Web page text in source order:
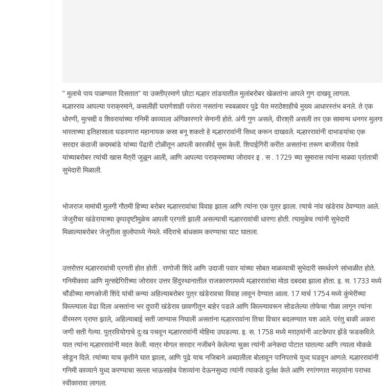
” मुलाचे पाय पाळण्यात दिसतात” या उक्तीप्रमाणे छोटा मल्हार तांडयातील मुलांबरोबर खेळतांना आपले गुण दाखवू लागला.
मल्हारराव आपल्या पराक्रमाने, कसलीही घराणेशाही परंपरा नसतांना स्वबळावर पुढे येत मराठेशाहीचे मुख्य आधारस्तंभ बनले. ते एक
धोरणी, मुत्सद्दी व शिवरायांच्या गनिमी काव्याला अंगिकारणारे सेनानी होते. अंगी गुण असले, वीरश्री असली तर एक सामान्य धनगर मुलगा
भारताच्या इतिहासाला घडवणारा महानायक कसा बनू शकतो हे मल्हाररावांनी सिध्द करून दाखवले. मल्हाररावांनी दाभाडयांचा एक
सरदार कंठाजी कदमबांडे यांच्या पेंढारी टोळीतून आपली कारकीर्द सुरू केली. शिपाईगिरी करीत असतांना तरूण बाजीराव पेशवे
यांच्याबरोबर त्यांची खास मैत्री जुळून आली, आणि आपल्या पराक्रमाच्या जोरावर इ . स . 1729 च्या सुमारास त्यांना माळवा प्रांताची
सुभेदारी मिळाली.
भोजराज मामांची मुलगी गौतमी हिच्या बरोबर मल्हाररावांचा विवाह झाला आणि त्यांना एक पुत्र झाला. त्याचे नांव खंडेराव ठेवण्यात आले.
जेजुरीचा खंडेरायाच्या कृपादृष्टीमुळेच आपली प्रगती झाली असल्याची मल्हाररावांची धारणा होती. त्यामुळेच त्यांनी सुभेदारी
मिळाल्याबरोबर जेजुरीला कुलोपाध्ये नेमले. मंदिराचे बांधकाम करण्याचा घाट घातला.
उत्तरोत्तर मल्हाररावांची प्रगती होत होती . राणोजी शिंदे आणि उदाजी पवार यांच्या सोबत माळव्याची सुभेदारी समर्थपणे सांभाळीत होते.
गनिमीकावा आणि मुत्सद्देगिरीच्या जोरावर उत्तर हिंदुस्थानातील राजकारणामध्ये मल्हाररावांचा मोठा दबदबा झाला होता. इ. स. 1733 मध्ये
चौंडीच्या माणकोजी शिंदे यांची कन्या अहिल्याबरोबर पुत्र खंडेरावचा विवाह लावून देण्यात आला. 17 मार्च 1754 मध्ये कुंभेरीच्या
किल्ल्याला वेढा दिला असतांना भर दुपारी खंडेराव छावणीतून बाहेर पडले आणि किल्ल्यावरून सोडलेल्या तोफेचा गोळा लागून त्यांना
वीरमरण प्राप्त झाले, अहिल्याबाई सती जाण्यास निघाली असतांना मल्हाररावांना तिचा विचार बदलण्यात यश आले. परंतु बाकी अकरा
जणी सती गेल्या. पुत्रवियोगाचे दुःख पचवून मल्हाररावांनी मोहिमा उघडल्या. इ. स. 1758 मध्ये मराठ्यांनी अटकेपार झेंडे फडकविले.
यात त्यांना मल्हाररावांनी मदत केली. मात्र मोगल सरदार नजीबने केलेल्या चुका त्यांनी अनेकदा पोटात घातल्या आणि त्याला मोकळे
सोडून दिले. त्यांच्या याच कृतीने घात झाला, आणि पुढे याच नजिबाने अब्दालीला बोलावून पानिपतचे युध्द घडवून आणले. मल्हाररावांनी
गनिमी काव्याने युध्द करण्याचा सल्ला भाऊसाहेब पेशव्यांना देऊनसुध्दा त्यांनी त्याकडे दुर्लक्ष केले आणि रणांगणात मरठ्यांना पराभव
स्वीकारावा लागला.